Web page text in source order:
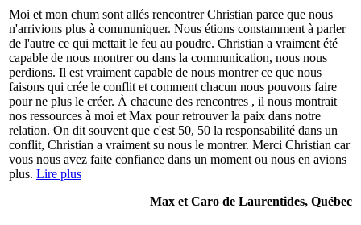
Moi et mon chum sont allés rencontrer Christian parce que nous
n'arrivions plus à communiquer. Nous étions constamment à parler
de l'autre ce qui mettait le feu au poudre. Christian a vraiment été
capable de nous montrer ou dans la communication, nous nous
perdions. Il est vraiment capable de nous montrer ce que nous
faisons qui crée le conflit et comment chacun nous pouvons faire
pour ne plus le créer. À chacune des rencontres , il nous montrait
nos ressources à moi et Max pour retrouver la paix dans notre
relation. On dit souvent que c'est 50, 50 la responsabilité dans un
conflit, Christian a vraiment su nous le montrer. Merci Christian car
vous nous avez faite confiance dans un moment ou nous en avions
plus. Lire plus
Max et Caro de Laurentides, Québec